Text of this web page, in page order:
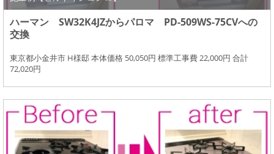
ハーマン SW32K4JZからパロマ PD-509WS-75CVへの
交換
東京都小金井市 H様邸 本体価格 50,050円 標準工事費 22,000円 合計
72,020円